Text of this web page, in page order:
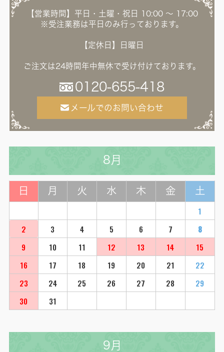
【営業時間】平日・土曜・祝日 10:00 ～ 17:00
※受注業務は平日のみ行っております。
【定休日】日曜日
ご注文は24時間年中無休で受け付けております。
0120-655-418
メールでのお問い合わせ
8月
日 月 火 水 木 金 土
1
2
3 4 5 6 7
8
9
10 11 12 13 14
15
16
17 18 19 20 21
22
23
24 25 26 27 28
29
30
31
9月